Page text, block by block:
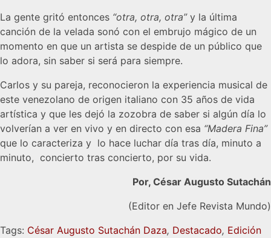
La gente gritó entonces “otra, otra, otra”y la última
canción de la velada sonó con el embrujo mágico de un
momento en que un artista se despide de un público que
lo adora, sin saber si será para siempre.
Carlos y su pareja, reconocieron la experiencia musical de
este venezolano de origen italiano con 35 años de vida
artística y que les dejó la zozobra de saber si algún día lo
volverían a ver en vivo y en directo con esa “Madera Fina”
que lo caracteriza y lo hace luchar día tras día, minuto a
minuto, concierto tras concierto, por su vida.
Por, César Augusto Sutachán
(Editor en Jefe Revista Mundo)
Tags: César Augusto Sutachán Daza, Destacado, Edición